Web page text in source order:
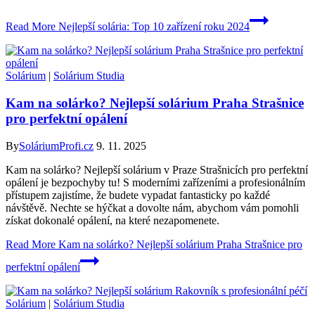
Read More Nejlepší solária: Top 10 zařízení roku 2024
Solárium | Solárium Studia
Kam na solárko? Nejlepší solárium Praha Strašnice
pro perfektní opálení
BySoláriumProfi.cz 9. 11. 2025
Kam na solárko? Nejlepší solárium v Praze Strašnicích pro perfektní
opálení je bezpochyby tu! S moderními zařízeními a profesionálním
přístupem zajistíme, že budete vypadat fantasticky po každé
návštěvě. Nechte se hýčkat a dovolte nám, abychom vám pomohli
získat dokonalé opálení, na které nezapomenete.
Read More Kam na solárko? Nejlepší solárium Praha Strašnice pro
perfektní opálení
Solárium | Solárium Studia